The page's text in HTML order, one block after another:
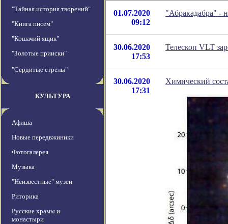
"Тайная история творений"
"Книга писем"
"Кошачий ящик"
"Золотые прииски"
"Сердитые стрелы"
КУЛЬТУРА
Афиша
Новые передвжиники
Фотогалерея
Музыка
"Неизвестные" музеи
Риторика
Русские храмы и
монастыри
01.07.2020
09:12
"Абракадабра" -
30.06.2020
17:53
Телескоп VLT
30.06.2020
17:31
Химический